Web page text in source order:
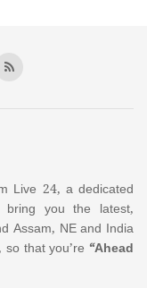
Live 24, a dedicated
bring you the latest,
Assam, NE and India
that you’re “Ahead